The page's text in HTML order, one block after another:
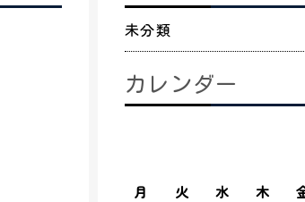
未分類
カレンダー
月 火 水 木